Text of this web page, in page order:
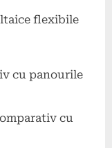
flexibile
cu panourile
cu